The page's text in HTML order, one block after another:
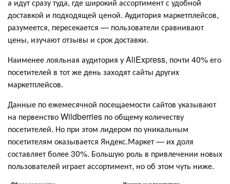
а идут сразу туда, где широкий ассортимент с удобной
доставкой и подходящей ценой. Аудитория маркетплейсов,
разумеется, пересекается — пользователи сравнивают
цены, изучают отзывы и срок доставки.
Наименее лояльная аудитория у AliExpress, почти 40% его
посетителей в тот же день заходят сайты других
маркетплейсов.
Данные по ежемесячной посещаемости сайтов указывают
на первенство Wildberries по общему количеству
посетителей. Но при этом лидером по уникальным
посетителям оказывается Яндекс.Маркет — их доля
составляет более 30%. Большую роль в привлечении новых
пользователей играет ассортимент, но об этом чуть ниже.